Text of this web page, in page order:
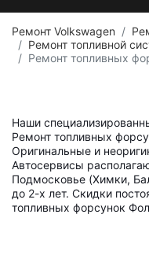
Ремонт Volkswagen
Ремонт топливной
Ремонт топливных
Наши
Ремонт топливных
Оригинальные и
Автосервисы
Подмосковье (Химки,
до 2-х лет. Скидки
топливных форсунок